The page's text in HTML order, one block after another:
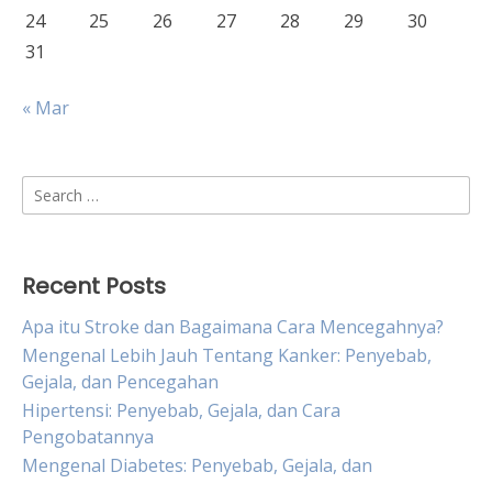
24
25 26 27 28 29
30
31
« Mar
Search
for:
Recent Posts
Apa itu Stroke dan Bagaimana Cara Mencegahnya?
Mengenal Lebih Jauh Tentang Kanker: Penyebab,
Gejala, dan Pencegahan
Hipertensi: Penyebab, Gejala, dan Cara
Pengobatannya
Mengenal Diabetes: Penyebab, Gejala, dan